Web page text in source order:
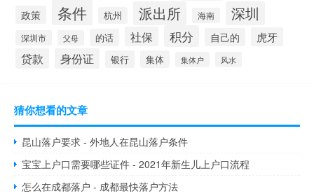
政策 条件 杭州 派出所 海南 深圳
深圳市 父母 的话 社保 积分 自己的 虎牙
贷款 身份证 银行 集体 集体户 风水
猜你想看的文章
昆山落户要求 - 外地人在昆山落户条件
宝宝上户口需要哪些证件 - 2021年新生儿上户口流程
怎么在成都落户 - 成都最快落户方法